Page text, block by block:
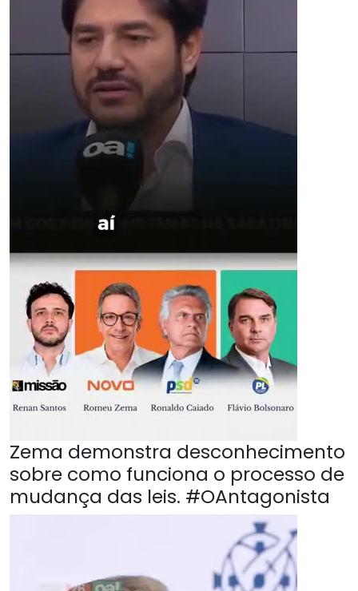
Zema demonstra desconhecimento
sobre como funciona o processo de
mudança das leis. #OAntagonista